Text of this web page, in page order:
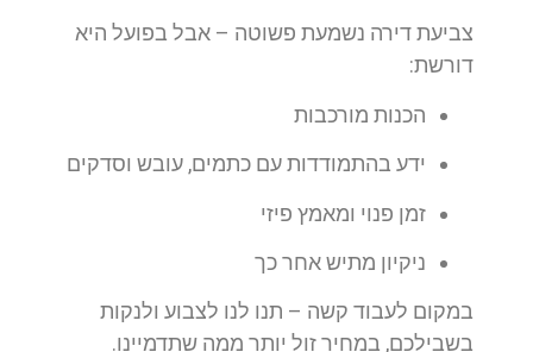
צביעת דירה נשמעת פשוטה – אבל בפועל היא
דורשת:
הכנות מורכבות
ידע בהתמודדות עם כתמים, עובש וסדקים
זמן פנוי ומאמץ פיזי
ניקיון מתיש אחר כך
במקום לעבוד קשה – תנו לנו לצבוע ולנקות
בשבילכם, במחיר זול יותר ממה שתדמיינו.